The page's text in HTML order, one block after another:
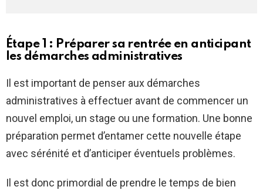
Étape 1 : Préparer sa rentrée en anticipant
les démarches administratives
Il est important de penser aux démarches
administratives à effectuer avant de commencer un
nouvel emploi, un stage ou une formation. Une bonne
préparation permet d’entamer cette nouvelle étape
avec sérénité et d’anticiper éventuels problèmes.
Il est donc primordial de prendre le temps de bien